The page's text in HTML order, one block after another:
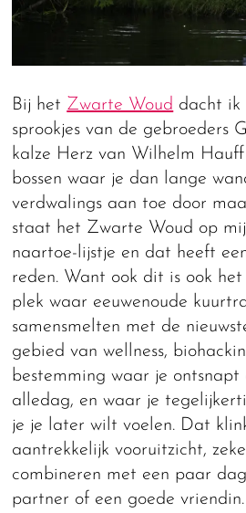
Bij het Zwarte Woud dacht ik
sprookjes van de gebroeders
kalze Herz van Wilhelm
bossen waar je dan lange
verdwalings aan toe door
staat het Zwarte Woud op
naartoe-lijstje en dat heeft
reden. Want ook dit is ook
plek waar eeuwenoude
samensmelten met de
gebied van wellness,
bestemming waar je
alledag, en waar je
je je later wilt voelen. Dat
aantrekkelijk vooruitzicht,
combineren met een paar
partner of een goede